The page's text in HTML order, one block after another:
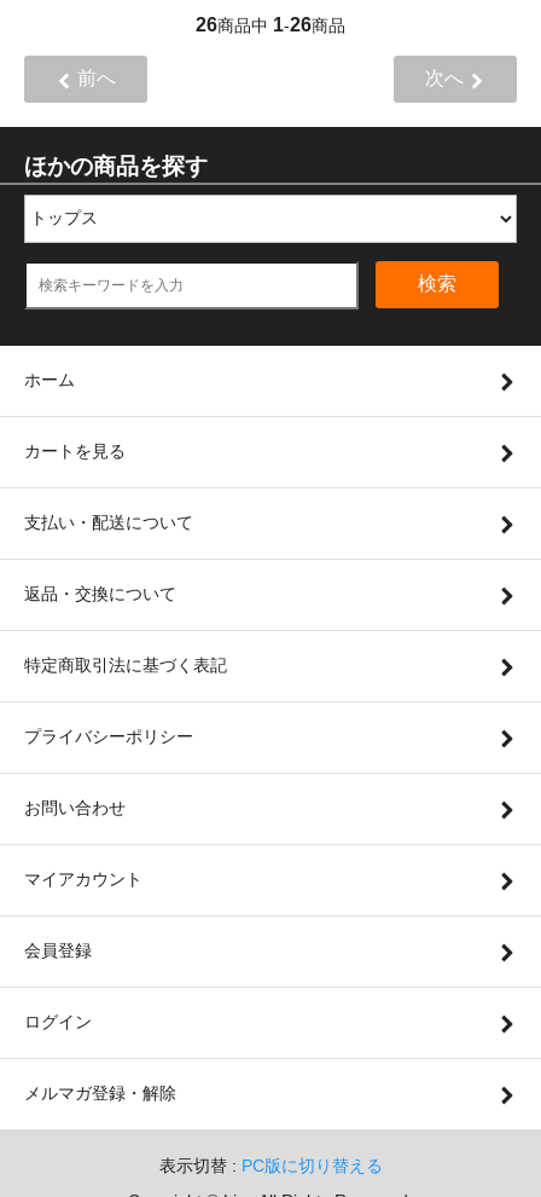
26商品中 1-26商品
前へ 次へ
ほかの商品を探す
検索
ホーム
カートを見る
支払い・配送について
返品・交換について
特定商取引法に基づく表記
プライバシーポリシー
お問い合わせ
マイアカウント
会員登録
ログイン
メルマガ登録・解除
表示切替 : PC版に切り替える